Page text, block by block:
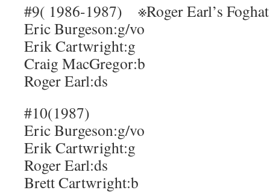
#9( 1986-1987) ※Roger Earl’s
Eric Burgeson:g/vo
Erik Cartwright:g
Craig MacGregor:b
Roger Earl:ds
#10(1987)
Eric Burgeson:g/vo
Erik Cartwright:g
Roger Earl:ds
Brett Cartwright:b